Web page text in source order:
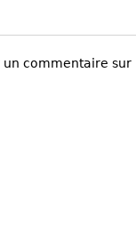
un commentaire sur